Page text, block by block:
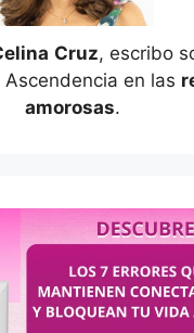
Cruz, escribo
en las
amorosas.